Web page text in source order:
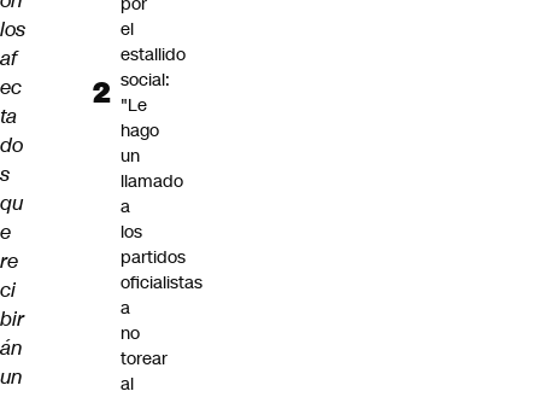
los
af
ec
ta
do
s
qu
e
re
ci
bir
án
un
el
estallido
social:
"Le
hago
un
llamado
a
los
partidos
oficialistas
a
no
torear
al